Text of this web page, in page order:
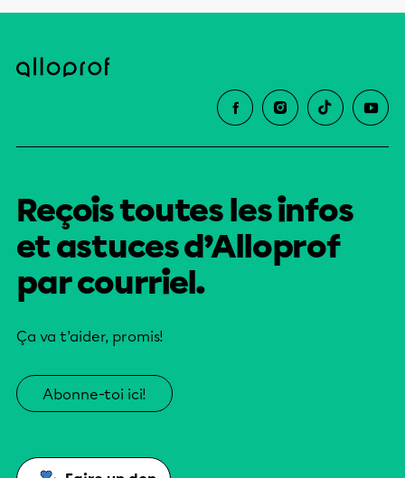
Reçois toutes les infos
et astuces d’Alloprof
par courriel.
Ça va t’aider, promis!
Abonne-toi ici!